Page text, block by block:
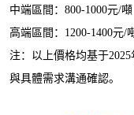
中端區間： 800-1000元/
高端區間： 1200-1400元/
注：以上價格均基于
與具體需求溝通確認。